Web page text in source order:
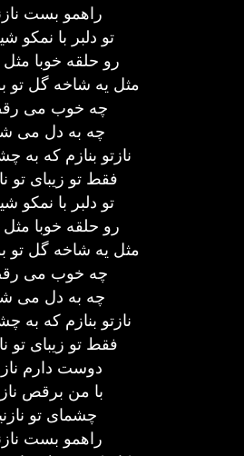
راهمو بست
تو دلبر با نمکو
رو حلقه خوبا مثل
مثل یه شاخه گل تو
چه خوب می
چه به دل می
نازتو بنازم که به
فقط تو زیبای تو
تو دلبر با نمکو
رو حلقه خوبا مثل
مثل یه شاخه گل تو
چه خوب می
چه به دل می
نازتو بنازم که به
فقط تو زیبای تو
دوست دارم
با من برقص
چشمای تو
راهمو بست